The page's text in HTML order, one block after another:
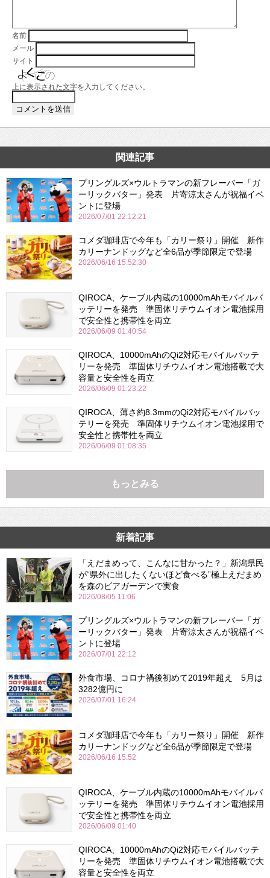
名前
メール
サイト
上に表示された文字を入力してください。
関連記事
プリングルズ×ウルトラマンの新フレーバー「ガ
ーリックバター」発表 片寄涼太さんが祝福イベ
ントに登場
2026/07/01 22:12:21
コメダ珈琲店で今年も「カリー祭り」開催 新作
カリーナンドッグなど全6品が季節限定で登場
2026/06/16 15:52:30
QIROCA、ケーブル内蔵の10000mAhモバイルバ
ッテリーを発売 準固体リチウムイオン電池採用
で安全性と携帯性を両立
2026/06/09 01:40:54
QIROCA、10000mAhのQi2対応モバイルバッテ
リーを発売 準固体リチウムイオン電池搭載で大
容量と安全性を両立
2026/06/09 01:23:22
QIROCA、薄さ約8.3mmのQi2対応モバイルバッ
テリーを発売 準固体リチウムイオン電池採用で
安全性と携帯性を両立
2026/06/09 01:08:35
もっとみる
新着記事
「えだまめって、こんなに甘かった？」新潟県民
が“県外に出したくないほど食べる”極上えだまめ
を森のビアガーデンで実食
2026/08/05 11:06
プリングルズ×ウルトラマンの新フレーバー「ガ
ーリックバター」発表 片寄涼太さんが祝福イベ
ントに登場
2026/07/01 22:12
外食市場、コロナ禍後初めて2019年超え 5月は
3282億円に
2026/07/01 16:24
コメダ珈琲店で今年も「カリー祭り」開催 新作
カリーナンドッグなど全6品が季節限定で登場
2026/06/16 15:52
QIROCA、ケーブル内蔵の10000mAhモバイルバ
ッテリーを発売 準固体リチウムイオン電池採用
で安全性と携帯性を両立
2026/06/09 01:40
QIROCA、10000mAhのQi2対応モバイルバッテ
リーを発売 準固体リチウムイオン電池搭載で大
容量と安全性を両立